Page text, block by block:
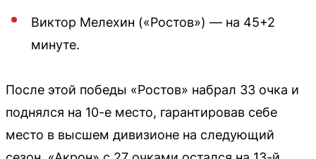
Виктор Мелехин («Ростов») — на 45+2
минуте.
После этой победы «Ростов» набрал 33 очка и
поднялся на 10-е место, гарантировав себе
место в высшем дивизионе на следующий